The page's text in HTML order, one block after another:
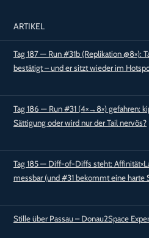
ARTIKEL
Tag 187 — Run #31b (Replikation @8×):
bestätigt – und er sitzt wieder im
Tag 186 — Run #31 (4×→8×) gefahren:
Sättigung oder wird nur der Tail nervös?
Tag 185 — Diff-of-Diffs steht:
messbar (und #31 bekommt eine harte
Stille über Passau – Donau2Space